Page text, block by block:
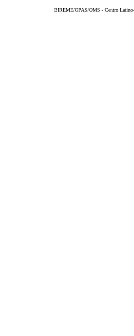
BIREME/OPAS/OMS - Centro Latino-